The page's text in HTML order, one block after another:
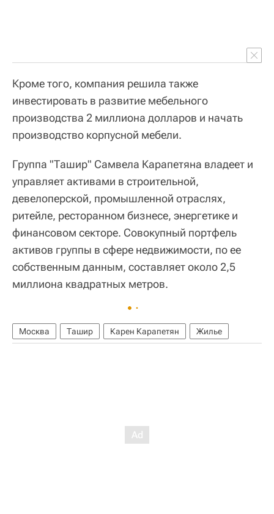
Кроме того, компания решила также
инвестировать в развитие мебельного
производства 2 миллиона долларов и начать
производство корпусной мебели.
Группа "Ташир" Самвела Карапетяна владеет и
управляет активами в строительной,
девелоперской, промышленной отраслях,
ритейле, ресторанном бизнесе, энергетике и
финансовом секторе. Совокупный портфель
активов группы в сфере недвижимости, по ее
собственным данным, составляет около 2,5
миллиона квадратных метров.
Москва Ташир Карен Карапетян Жилье